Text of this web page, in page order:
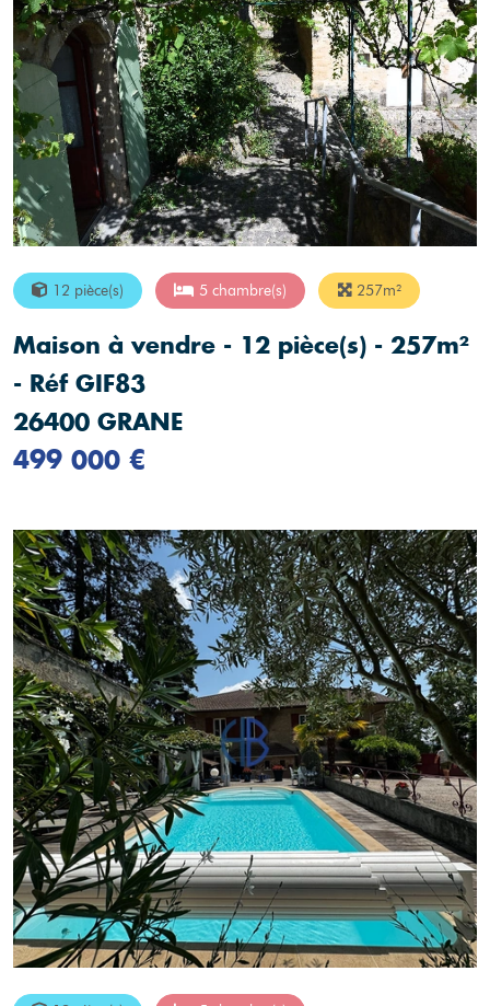
12 pièce(s) 5 chambre(s) 257m²
Maison à vendre - 12 pièce(s) - 257m²
- Réf GIF83
26400 GRANE
499 000 €